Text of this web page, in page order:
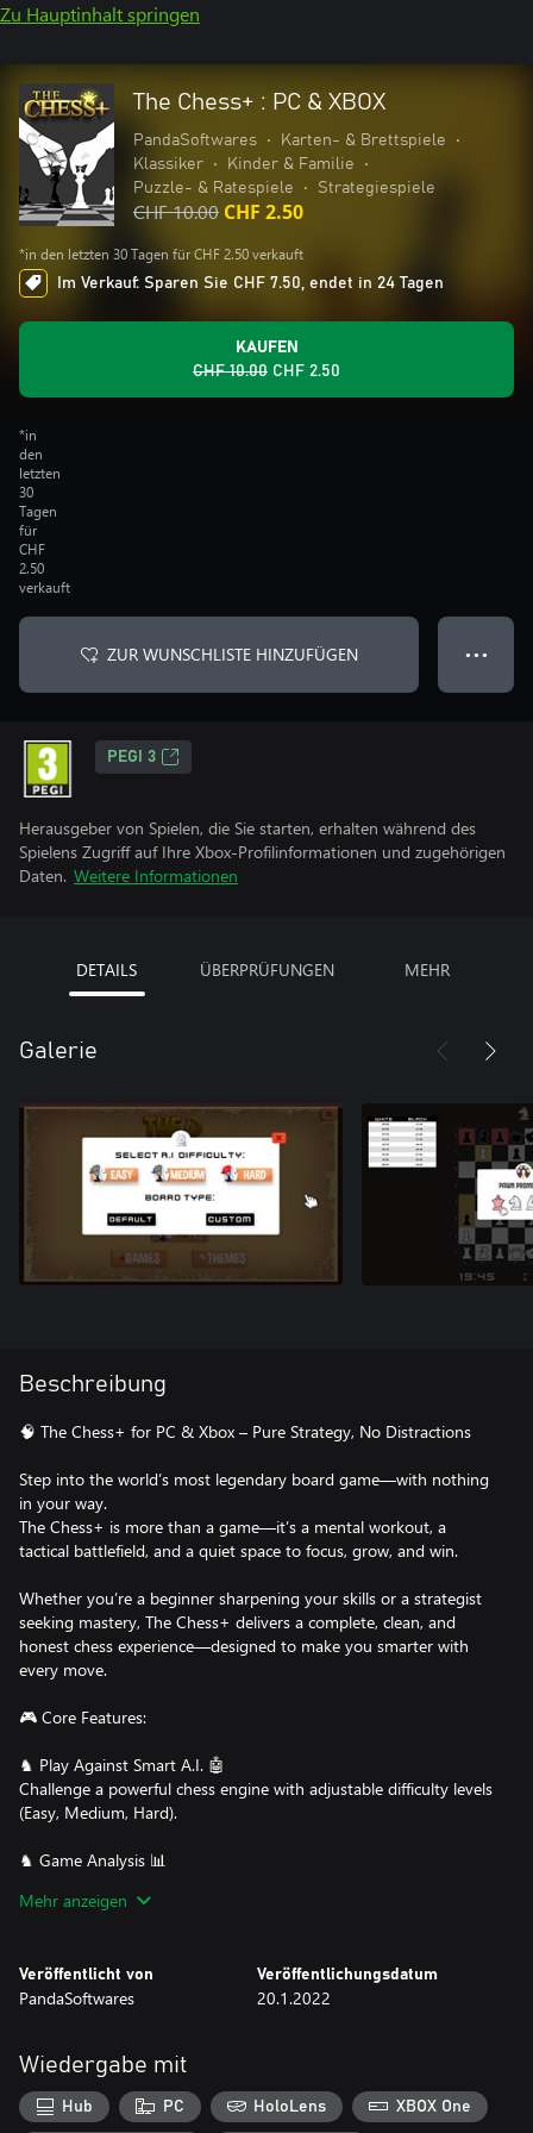
Zu Hauptinhalt springen
The Chess+ : PC & XBOX
PandaSoftwares • Karten- & Brettspiele
•
Klassiker
• Kinder & Familie
•
Puzzle- & Ratespiele
• Strategiespiele
CHF 10.00 CHF 2.50
*in den letzten 30 Tagen für CHF 2.50 verkauft
Im Verkauf: Sparen Sie CHF 7.50, endet in 24 Tagen
KAUFEN
CHF 10.00 CHF 2.50
*in
den
letzten
30
Tagen
für
CHF
2.50
verkauft
ZUR WUNSCHLISTE HINZUFÜGEN ● ● ●
PEGI 3
Herausgeber von Spielen, die Sie starten, erhalten während des
Spielens Zugriff auf Ihre Xbox-Profilinformationen und zugehörigen
Daten. Weitere Informationen
DETAILS ÜBERPRÜFUNGEN MEHR
Galerie
Beschreibung
🧠 The Chess+ for PC & Xbox – Pure Strategy, No Distractions
Step into the world’s most legendary board game—with nothing
in your way.
The Chess+ is more than a game—it’s a mental workout, a
tactical battlefield, and a quiet space to focus, grow, and win.
Whether you’re a beginner sharpening your skills or a strategist
seeking mastery, The Chess+ delivers a complete, clean, and
honest chess experience—designed to make you smarter with
every move.
🎮 Core Features:
♞ Play Against Smart A.I. 🤖
Challenge a powerful chess engine with adjustable difficulty levels
(Easy, Medium, Hard).
♞ Game Analysis 📊
decision-making.
Set up custom positions or create your own puzzles for deep
tactical training.
♞ Local Multiplayer 🤝
Play with friends or family on the same device—classic fun, zero
lag.
Mehr anzeigen
Veröffentlicht von
PandaSoftwares
Veröffentlichungsdatum
20.1.2022
Wiedergabe mit
Hub PC HoloLens XBOX One